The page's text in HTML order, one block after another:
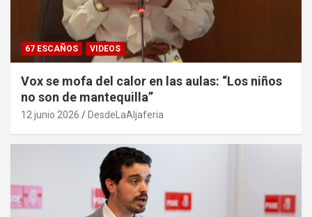
67 ESCAÑOS VIDEOS
Vox se mofa del calor en las aulas: “Los niños
no son de mantequilla”
12 junio 2026 DesdeLaAljaferia